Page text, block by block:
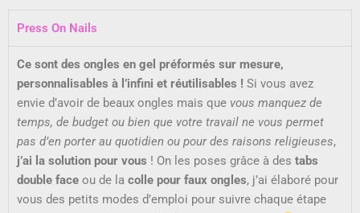
Press On Nails
Ce sont des ongles en gel préformés sur mesure,
personnalisables à l’infini et réutilisables ! Si vous avez
envie d’avoir de beaux ongles mais que vous manquez de
temps, de budget ou bien que votre travail ne vous permet
pas d’en porter au quotidien ou pour des raisons religieuses,
j’ai la solution pour vous ! On les poses grâce à des tabs
double face ou de la colle pour faux ongles, j’ai élaboré pour
vous des petits modes d’emploi pour suivre chaque étape